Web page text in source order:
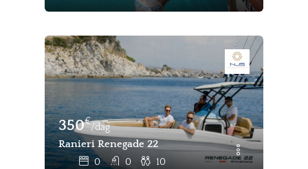
350€
/dag
Ranieri Renegade 22
0 0 10